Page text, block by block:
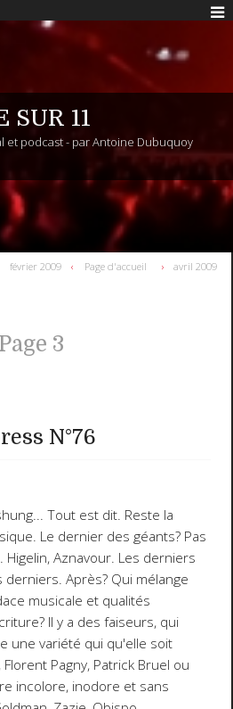
SUR 11
et podcast - par Antoine Dubuquoy
février 2009 Page d'accueil avril 2009
3
N°76
... Tout est dit. Reste la
Le dernier des géants? Pas
Higelin, Aznavour. Les derniers
derniers. Après? Qui mélange
musicale et qualités
Il y a des faiseurs, qui
une variété qui qu'elle soit
Pagny, Patrick Bruel ou
incolore, inodore et sans